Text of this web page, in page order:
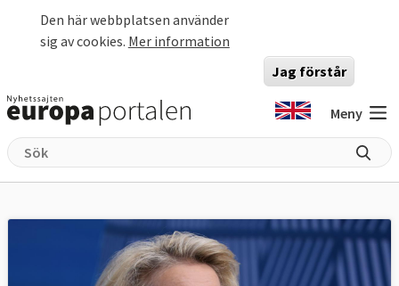
Den här webbplatsen använder
sig av cookies. Mer information
Jag förstår
Meny